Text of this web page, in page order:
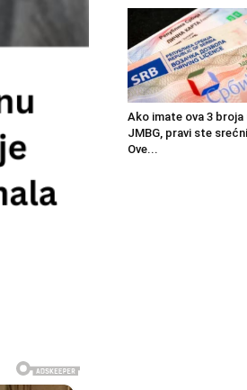
Ako imate ova 3 broja
JMBG, pravi ste
Ove...